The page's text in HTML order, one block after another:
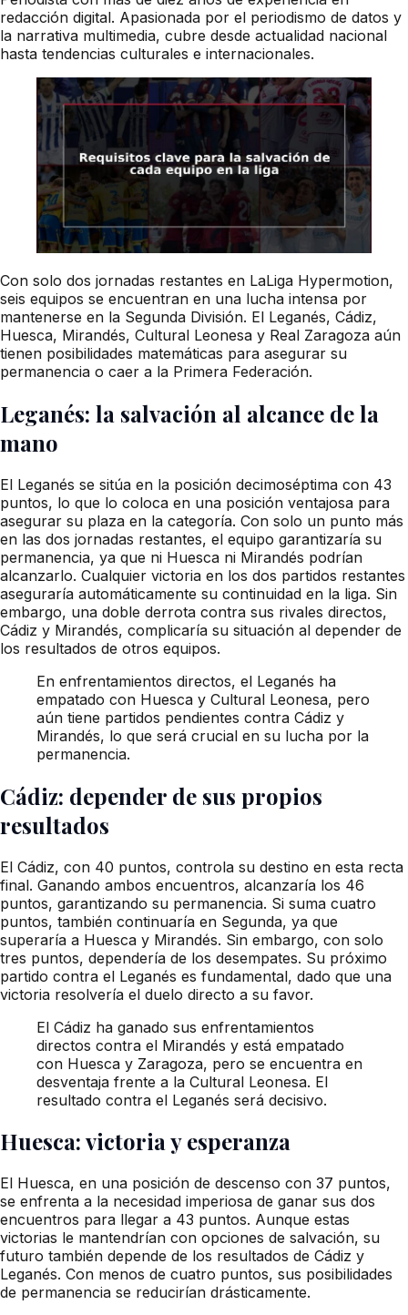
redacción digital. Apasionada por el periodismo de datos y
la narrativa multimedia, cubre desde actualidad nacional
hasta tendencias culturales e internacionales.
Con solo dos jornadas restantes en LaLiga Hypermotion,
seis equipos se encuentran en una lucha intensa por
mantenerse en la Segunda División. El Leganés, Cádiz,
Huesca, Mirandés, Cultural Leonesa y Real Zaragoza aún
tienen posibilidades matemáticas para asegurar su
permanencia o caer a la Primera Federación.
Leganés: la salvación al alcance de la
mano
El Leganés se sitúa en la posición decimoséptima con 43
puntos, lo que lo coloca en una posición ventajosa para
asegurar su plaza en la categoría. Con solo un punto más
en las dos jornadas restantes, el equipo garantizaría su
permanencia, ya que ni Huesca ni Mirandés podrían
alcanzarlo. Cualquier victoria en los dos partidos restantes
aseguraría automáticamente su continuidad en la liga. Sin
embargo, una doble derrota contra sus rivales directos,
Cádiz y Mirandés, complicaría su situación al depender de
los resultados de otros equipos.
En enfrentamientos directos, el Leganés ha
empatado con Huesca y Cultural Leonesa, pero
aún tiene partidos pendientes contra Cádiz y
Mirandés, lo que será crucial en su lucha por la
permanencia.
Cádiz: depender de sus propios
resultados
El Cádiz, con 40 puntos, controla su destino en esta recta
final. Ganando ambos encuentros, alcanzaría los 46
puntos, garantizando su permanencia. Si suma cuatro
puntos, también continuaría en Segunda, ya que
superaría a Huesca y Mirandés. Sin embargo, con solo
tres puntos, dependería de los desempates. Su próximo
partido contra el Leganés es fundamental, dado que una
victoria resolvería el duelo directo a su favor.
El Cádiz ha ganado sus enfrentamientos
directos contra el Mirandés y está empatado
con Huesca y Zaragoza, pero se encuentra en
desventaja frente a la Cultural Leonesa. El
resultado contra el Leganés será decisivo.
Huesca: victoria y esperanza
El Huesca, en una posición de descenso con 37 puntos,
se enfrenta a la necesidad imperiosa de ganar sus dos
encuentros para llegar a 43 puntos. Aunque estas
victorias le mantendrían con opciones de salvación, su
futuro también depende de los resultados de Cádiz y
Leganés. Con menos de cuatro puntos, sus posibilidades
de permanencia se reducirían drásticamente.